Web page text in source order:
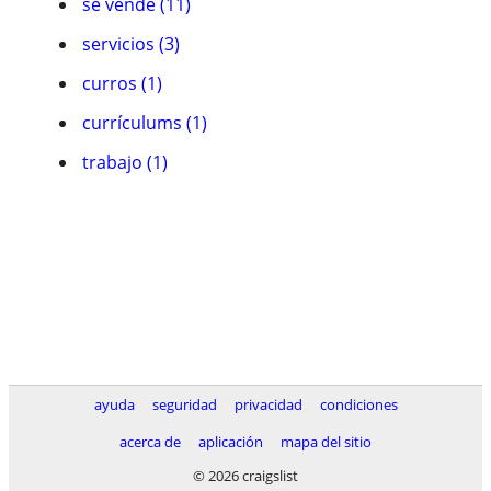
servicios (3)
curros (1)
currículums (1)
trabajo (1)
ayuda seguridad privacidad
condiciones
acerca de
aplicación
mapa del sitio
© 2026 craigslist